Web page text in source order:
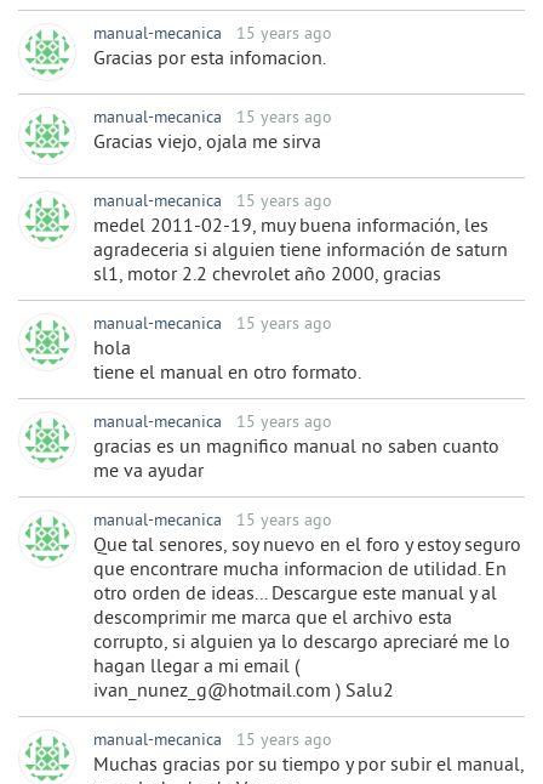
manual-mecanica 15 years ago
Gracias por esta infomacion.
manual-mecanica 15 years ago
Gracias viejo, ojala me sirva
manual-mecanica 15 years ago
medel 2011-02-19, muy buena información, les
agradeceria si alguien tiene información de saturn
sl1, motor 2.2 chevrolet año 2000, gracias
manual-mecanica 15 years ago
hola
tiene el manual en otro formato.
manual-mecanica 15 years ago
gracias es un magnifico manual no saben cuanto
me va ayudar
manual-mecanica 15 years ago
Que tal senores, soy nuevo en el foro y estoy seguro
que encontrare mucha informacion de utilidad. En
otro orden de ideas... Descargue este manual y al
descomprimir me marca que el archivo esta
corrupto, si alguien ya lo descargo apreciaré me lo
hagan llegar a mi email (
ivan_nunez_g@hotmail.com ) Salu2
manual-mecanica 15 years ago
Muchas gracias por su tiempo y por subir el manual,